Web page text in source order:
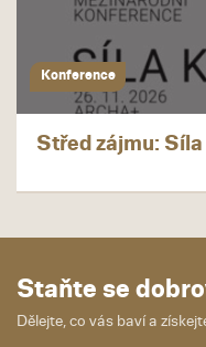
Konference
Střed zájmu:
Staňte se
Dělejte, co vás baví a